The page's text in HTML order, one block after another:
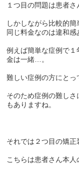
１つ目の問題は患者
しかしながら比較的
同じ料金なのは違和感
例えば簡単な症例で
金は一緒…。
難しい症例の方にとっ
そのため症例の難し
もありますね。
それでは２つ目の矯正
こちらは患者さん本人